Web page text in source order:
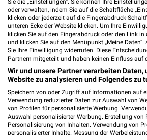
Stadtilmer Straße 100
99310 Arnstadt
Heute geschlossen
252,04 km • Angebote: 1
Angebote-Kalender für
und Umgebung
Aug.
oder verwalten, indem Sie auf die Schaltfläche
klicken oder jederzeit auf die Fingerabdruck-
unteren Ecke der Website klicken. Um Ihre
klicken Sie auf den Fingerabdruck oder den Link in
und klicken Sie auf den Menüpunkt „Meine Daten“.
Sie Ihre Einwilligung widerrufen. Diese
Partnern mitgeteilt und haben keinen Einfluss auf
Wir und unsere Partner verarbeiten Daten,
Website zu analysieren und Folgendes zu
Speichern von oder Zugriff auf Informationen auf
Verwendung reduzierter Daten zur Auswahl von
von Profilen für personalisierte Werbung.
Auswahl personalisierter Werbung. Erstellung von
Personalisierung von Inhalten. Verwendung von
personalisierter Inhalte. Messung der